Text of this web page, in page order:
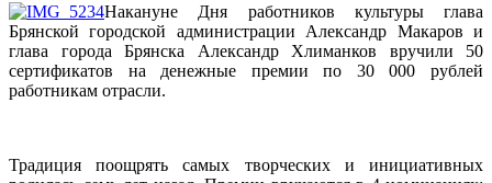
Накануне Дня работников культуры глава
Брянской городской администрации Александр Макаров и
глава города Брянска Александр Хлиманков вручили 50
сертификатов на денежные премии по 30 000 рублей
работникам отрасли.
Традиция поощрять самых творческих и инициативных